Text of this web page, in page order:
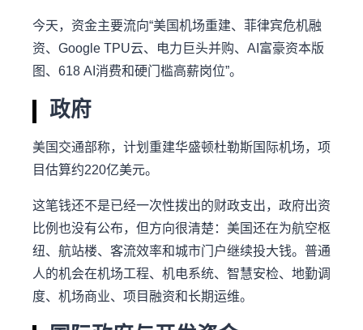
今天，资金主要流向“美国机场重建、菲律宾危机融
资、Google TPU云、电力巨头并购、AI富豪资本版
图、618 AI消费和硬门槛高薪岗位”。
政府
美国交通部称，计划重建华盛顿杜勒斯国际机场，项
目估算约220亿美元。
这笔钱还不是已经一次性拨出的财政支出，政府出资
比例也没有公布，但方向很清楚：美国还在为航空枢
纽、航站楼、客流效率和城市门户继续投大钱。普通
人的机会在机场工程、机电系统、智慧安检、地勤调
度、机场商业、项目融资和长期运维。